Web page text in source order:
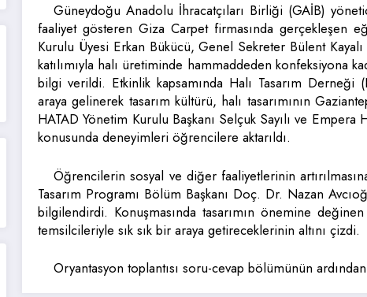
Güneydoğu Anadolu İhracatçıları Birliği (GAİB)
faaliyet gösteren Giza Carpet firmasında gerçekleşen
Kurulu Üyesi Erkan Bükücü, Genel Sekreter Bülent
katılımıyla halı üretiminde hammaddeden konfeksiyona
bilgi verildi. Etkinlik kapsamında Halı Tasarım Derneği
araya gelinerek tasarım kültürü, halı tasarımının
HATAD Yönetim Kurulu Başkanı Selçuk Sayılı ve Empera
konusunda deneyimleri öğrencilere aktarıldı.
Öğrencilerin sosyal ve diğer faaliyetlerinin
Tasarım Programı Bölüm Başkanı Doç. Dr. Nazan
bilgilendirdi. Konuşmasında tasarımın önemine
temsilcileriyle sık sık bir araya getireceklerinin altını çizdi.
Oryantasyon toplantısı soru-cevap bölümünün